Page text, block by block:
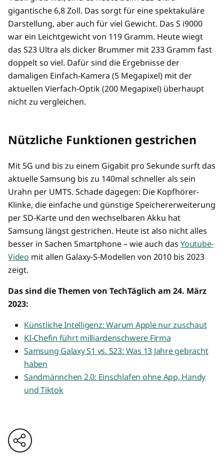
gigantische 6,8 Zoll. Das sorgt für eine spektakuläre
Darstellung, aber auch für viel Gewicht. Das S i9000
war ein Leichtgewicht von 119 Gramm. Heute wiegt
das S23 Ultra als dicker Brummer mit 233 Gramm fast
doppelt so viel. Dafür sind die Ergebnisse der
damaligen Einfach-Kamera (5 Megapixel) mit der
aktuellen Vierfach-Optik (200 Megapixel) überhaupt
nicht zu vergleichen.
Nützliche Funktionen gestrichen
Mit 5G und bis zu einem Gigabit pro Sekunde surft das
aktuelle Samsung bis zu 140mal schneller als sein
Urahn per UMTS. Schade dagegen: Die Kopfhörer-
Klinke, die einfache und günstige Speichererweiterung
per SD-Karte und den wechselbaren Akku hat
Samsung längst gestrichen. Heute ist also nicht alles
besser in Sachen Smartphone – wie auch das Youtube-
Video mit allen Galaxy-S-Modellen von 2010 bis 2023
zeigt.
Das sind die Themen von TechTäglich am 24. März
2023:
Künstliche Intelligenz: Warum Apple nur zuschaut
KI-Chefin führt milliardenschwere Firma
Samsung Galaxy S1 vs. S23: Was 13 Jahre gebracht
haben
Sandmännchen 2.0: Einschlafen ohne App, Handy
und Tiktok